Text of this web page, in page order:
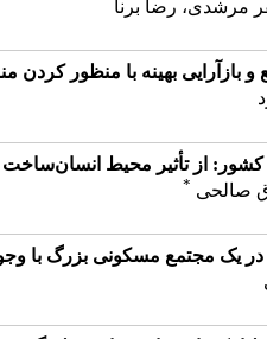
مرشدی، رضا برنا
بهینه با منظور کردن
کشور: از تأثیر محیط
صالحی *
یک مجتمع مسکونی بزرگ با وجود